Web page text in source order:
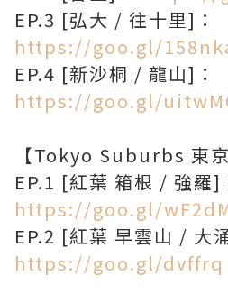
EP.3 [弘大 / 往十里]：
https://goo.gl/
EP.4 [新沙桐 / 龍山]：
https://goo.gl/
【Tokyo Suburbs 東京
EP.1 [紅葉 箱根 / 強羅]
https://goo.gl/
EP.2 [紅葉 早雲山 / 大
https://goo.gl/dvffrq